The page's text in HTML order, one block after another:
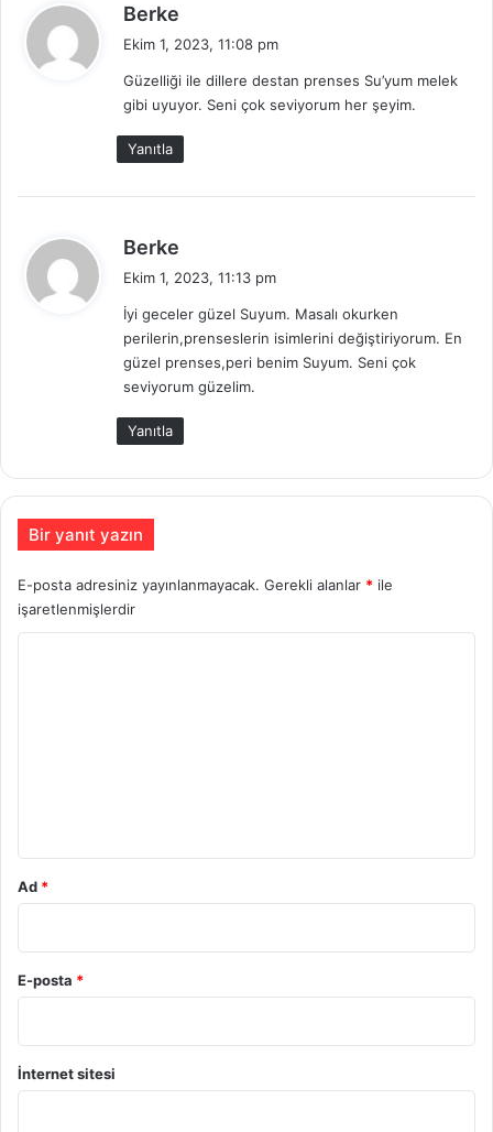
Berke
i
k
i
:
Ekim 1, 2023, 11:08 pm
Güzelliği ile dillere destan prenses Su’yum melek
gibi uyuyor. Seni çok seviyorum her şeyim.
Yanıtla
Berke
i
k
i
:
Ekim 1, 2023, 11:13 pm
İyi geceler güzel Suyum. Masalı okurken
perilerin,prenseslerin isimlerini değiştiriyorum. En
güzel prenses,peri benim Suyum. Seni çok
seviyorum güzelim.
Yanıtla
Bir yanıt yazın
E-posta adresiniz yayınlanmayacak. Gerekli alanlar * ile
işaretlenmişlerdir
Ad *
E-posta *
İnternet sitesi